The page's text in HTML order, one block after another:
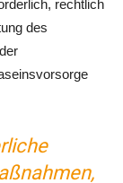
rechtlich
des